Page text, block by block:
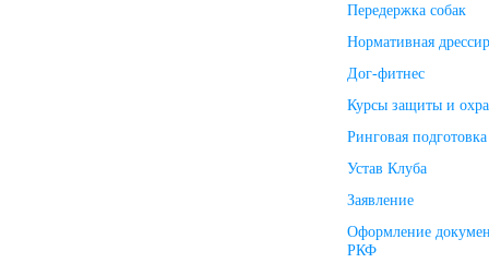
Передержка собак
Нормативная
Дог-фитнес
Курсы защиты и
Ринговая подготовка
Устав Клуба
Заявление
Оформление
РКФ